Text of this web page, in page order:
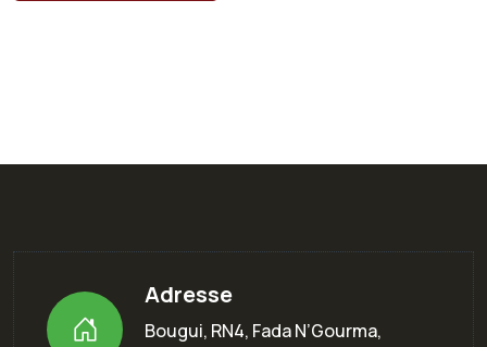
Adresse
Bougui, RN4, Fada N’Gourma,